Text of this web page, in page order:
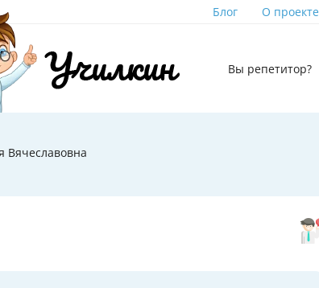
Блог О проекте
Вы репетитор?
Вячеславовна